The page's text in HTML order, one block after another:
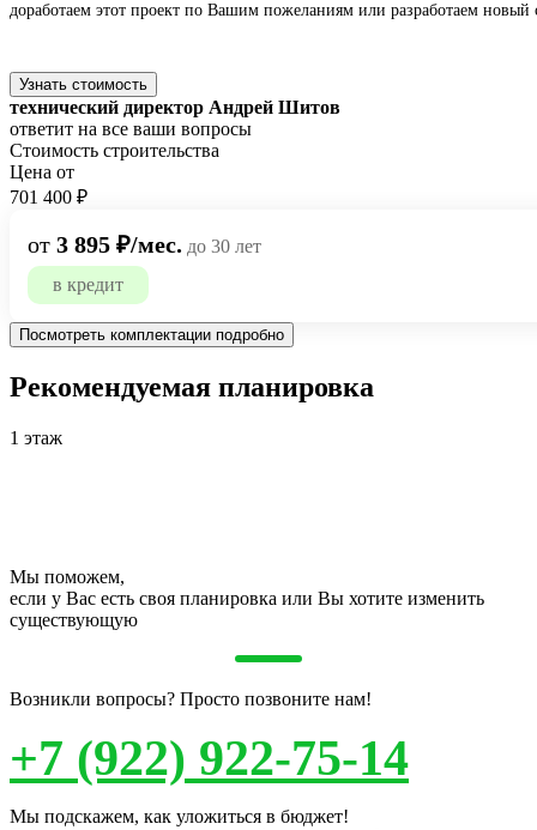
доработаем этот проект по Вашим пожеланиям или разработаем новый
Узнать стоимость
технический директор Андрей Шитов
ответит на все ваши вопросы
Стоимость строительства
Цена от
701 400 ₽
от 3 895 ₽/мес. до 30 лет
в кредит
Посмотреть комплектации подробно
Рекомендуемая планировка
1 этаж
Мы поможем,
если у Вас есть своя планировка или Вы хотите изменить
существующую
Возникли вопросы? Просто позвоните нам!
+7 (922) 922-75-14
Мы подскажем, как уложиться в бюджет!